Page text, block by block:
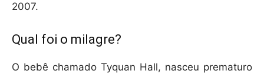
2007.
Qual foi o milagre?
O bebê chamado Tyquan Hall, nasceu prematuro